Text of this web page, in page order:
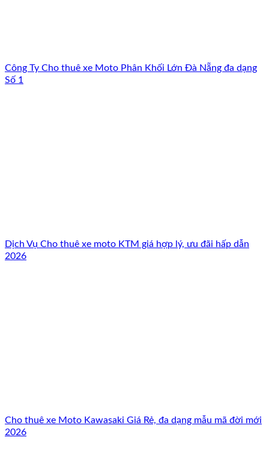
Công Ty Cho thuê xe Moto Phân Khối Lớn Đà Nẵng đa dạng
Số 1
Dịch Vụ Cho thuê xe moto KTM giá hợp lý, ưu đãi hấp dẫn
2026
Cho thuê xe Moto Kawasaki Giá Rẻ, đa dạng mẫu mã đời mới
2026